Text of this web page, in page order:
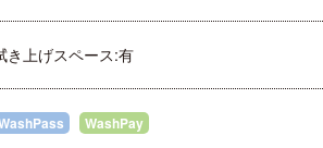
き上げスペース:有
WashPay